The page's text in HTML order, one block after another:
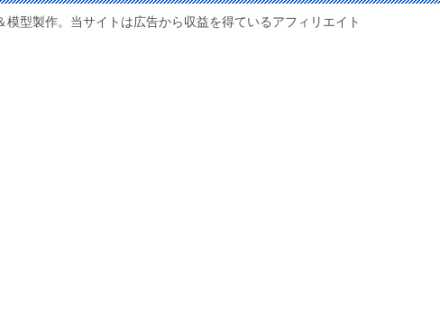
模型製作。当サイトは広告から収益を得ているアフィリエイト